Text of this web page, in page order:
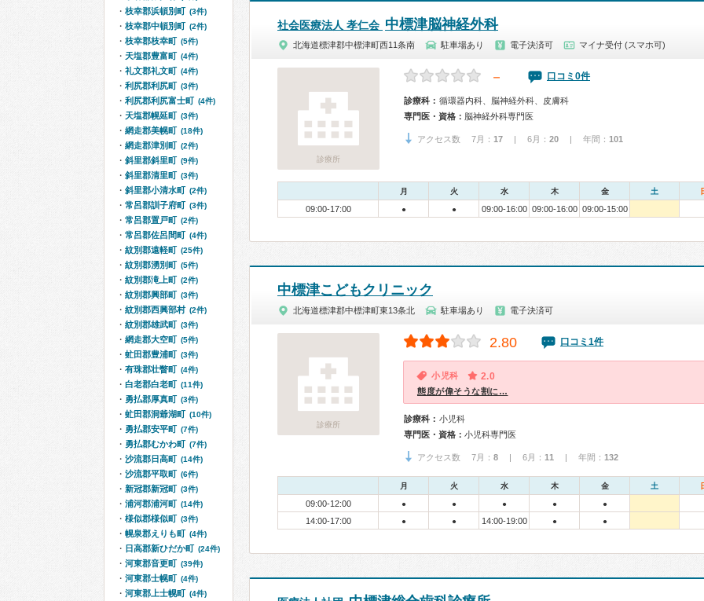
社会医療法人 孝仁会 中標津脳神経外科
北海道標津郡中標津町西11条南 駐車場あり 電子決済可 マイナ受付 (スマホ可)
診療所
－ 口コミ0件
診療科： 循環器内科、脳神経外科、皮膚科
専門医・資格： 脳神経外科専門医
アクセス数 7月： 17 | 6月： 20 | 年間： 101
月 火 水 木 金 土
09:00-17:00 ● ● 09:00-16:00 09:00-16:00 09:00-15:00
中標津こどもクリニック
北海道標津郡中標津町東13条北 駐車場あり 電子決済可
診療所
2.80 口コミ1件
小児科 2.0
態度が偉そうな割に…
診療科： 小児科
専門医・資格： 小児科専門医
アクセス数 7月： 8 | 6月： 11 | 年間： 132
月 火 水 木 金 土
09:00-12:00 ● ● ● ● ●
14:00-17:00 ● ● 14:00-19:00 ● ●
枝幸郡浜頓別町 (3件)
枝幸郡中頓別町 (2件)
枝幸郡枝幸町 (5件)
天塩郡豊富町 (4件)
礼文郡礼文町 (4件)
利尻郡利尻町 (3件)
利尻郡利尻富士町 (4件)
天塩郡幌延町 (3件)
網走郡美幌町 (18件)
網走郡津別町 (2件)
斜里郡斜里町 (9件)
斜里郡清里町 (3件)
斜里郡小清水町 (2件)
常呂郡訓子府町 (3件)
常呂郡置戸町 (2件)
常呂郡佐呂間町 (4件)
紋別郡遠軽町 (25件)
紋別郡湧別町 (5件)
紋別郡滝上町 (2件)
紋別郡興部町 (3件)
紋別郡西興部村 (2件)
紋別郡雄武町 (3件)
網走郡大空町 (5件)
虻田郡豊浦町 (3件)
有珠郡壮瞥町 (4件)
白老郡白老町 (11件)
勇払郡厚真町 (3件)
虻田郡洞爺湖町 (10件)
勇払郡安平町 (7件)
勇払郡むかわ町 (7件)
沙流郡日高町 (14件)
沙流郡平取町 (6件)
新冠郡新冠町 (3件)
浦河郡浦河町 (14件)
様似郡様似町 (3件)
幌泉郡えりも町 (4件)
日高郡新ひだか町 (24件)
河東郡音更町 (39件)
河東郡士幌町 (4件)
河東郡上士幌町 (4件)